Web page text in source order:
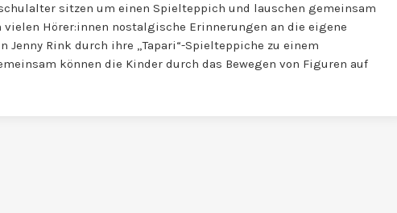
sitzen um einen Spielteppich und lauschen gemeinsam
Hörer:innen nostalgische Erinnerungen an die eigene
Jenny Rink durch ihre „Tapari“-Spielteppiche zu einem
können die Kinder durch das Bewegen von Figuren auf